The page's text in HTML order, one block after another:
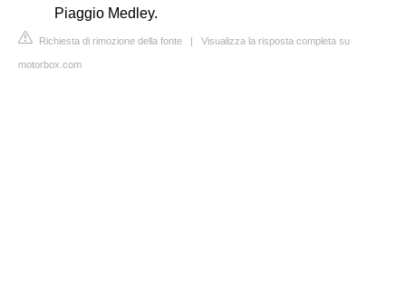
Piaggio Medley.
Richiesta di rimozione della fonte | Visualizza la risposta completa su
motorbox.com